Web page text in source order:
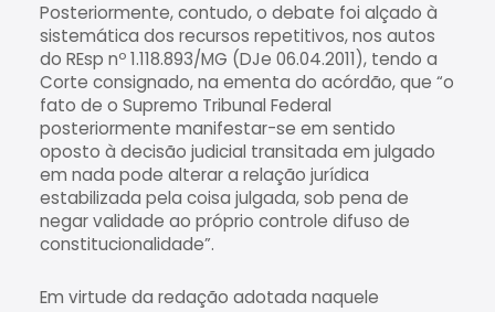
Posteriormente, contudo, o debate foi alçado à
sistemática dos recursos repetitivos, nos autos
do REsp nº 1.118.893/MG (DJe 06.04.2011), tendo a
Corte consignado, na ementa do acórdão, que “o
fato de o Supremo Tribunal Federal
posteriormente manifestar-se em sentido
oposto à decisão judicial transitada em julgado
em nada pode alterar a relação jurídica
estabilizada pela coisa julgada, sob pena de
negar validade ao próprio controle difuso de
constitucionalidade”.
Em virtude da redação adotada naquele